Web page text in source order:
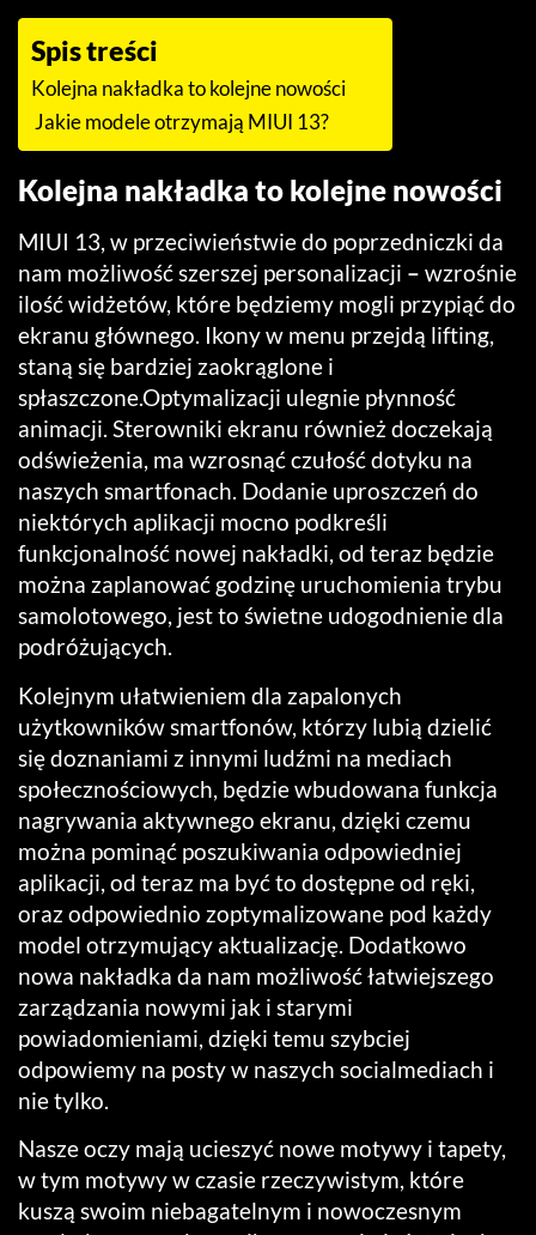
Spis treści
Kolejna nakładka to kolejne nowości
Jakie modele otrzymają MIUI 13?
Kolejna nakładka to kolejne nowości
MIUI 13, w przeciwieństwie do poprzedniczki da
nam możliwość szerszej personalizacji – wzrośnie
ilość widżetów, które będziemy mogli przypiąć do
ekranu głównego. Ikony w menu przejdą lifting,
staną się bardziej zaokrąglone i
spłaszczone.Optymalizacji ulegnie płynność
animacji. Sterowniki ekranu również doczekają
odświeżenia, ma wzrosnąć czułość dotyku na
naszych smartfonach. Dodanie uproszczeń do
niektórych aplikacji mocno podkreśli
funkcjonalność nowej nakładki, od teraz będzie
można zaplanować godzinę uruchomienia trybu
samolotowego, jest to świetne udogodnienie dla
podróżujących.
Kolejnym ułatwieniem dla zapalonych
użytkowników smartfonów, którzy lubią dzielić
się doznaniami z innymi ludźmi na mediach
społecznościowych, będzie wbudowana funkcja
nagrywania aktywnego ekranu, dzięki czemu
można pominąć poszukiwania odpowiedniej
aplikacji, od teraz ma być to dostępne od ręki,
oraz odpowiednio zoptymalizowane pod każdy
model otrzymujący aktualizację. Dodatkowo
nowa nakładka da nam możliwość łatwiejszego
zarządzania nowymi jak i starymi
powiadomieniami, dzięki temu szybciej
odpowiemy na posty w naszych socialmediach i
nie tylko.
Nasze oczy mają ucieszyć nowe motywy i tapety,
w tym motywy w czasie rzeczywistym, które
kuszą swoim niebagatelnym i nowoczesnym